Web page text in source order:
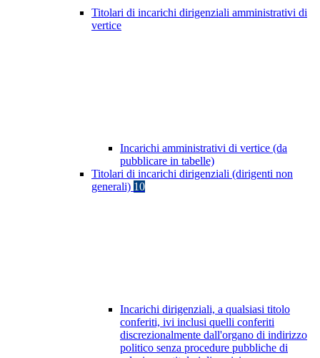
Titolari di incarichi dirigenziali amministrativi di
vertice
Incarichi amministrativi di vertice (da
pubblicare in tabelle)
Titolari di incarichi dirigenziali (dirigenti non
generali) 10
Incarichi dirigenziali, a qualsiasi titolo
conferiti, ivi inclusi quelli conferiti
discrezionalmente dall'organo di indirizzo
politico senza procedure pubbliche di